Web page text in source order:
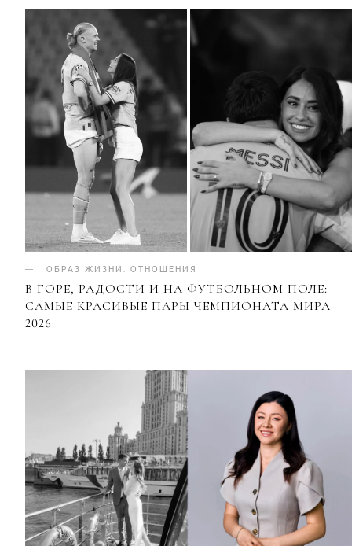
ОБРАЗ ЖИЗНИ ОТНОШЕНИЯ
В ГОРЕ, РАДОСТИ И НА ФУТБОЛЬНОМ ПОЛЕ:
САМЫЕ КРАСИВЫЕ ПАРЫ ЧЕМПИОНАТА МИРА
2026